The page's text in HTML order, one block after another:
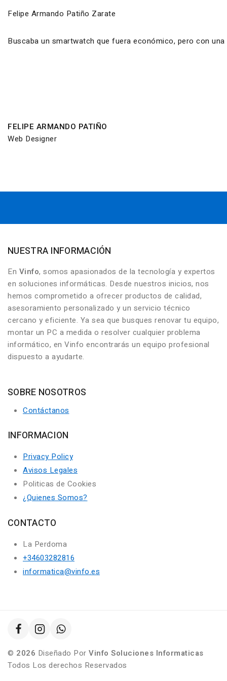
Felipe Armando Patiño Zarate
Buscaba un smartwatch que fuera económico, pero con
FELIPE ARMANDO PATIÑO
Web Designer
NUESTRA INFORMACIÓN
En Vinfo, somos apasionados de la tecnología y expertos
en soluciones informáticas. Desde nuestros inicios, nos
hemos comprometido a ofrecer productos de calidad,
asesoramiento personalizado y un servicio técnico
cercano y eficiente. Ya sea que busques renovar tu equipo,
montar un PC a medida o resolver cualquier problema
informático, en Vinfo encontrarás un equipo profesional
dispuesto a ayudarte.
SOBRE NOSOTROS
Contáctanos
INFORMACION
Privacy Policy
Avisos Legales
Politicas de Cookies
¿Quienes Somos?
CONTACTO
La Perdoma
+34603282816
informatica@vinfo.es
© 2026 Diseñado Por Vinfo Soluciones Informaticas
Todos Los derechos Reservados